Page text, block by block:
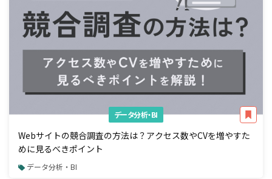
データ分析・BI
Webサイトの競合調査の方法は？アクセス数やCVを増やすた
めに見るべきポイント
データ分析・BI